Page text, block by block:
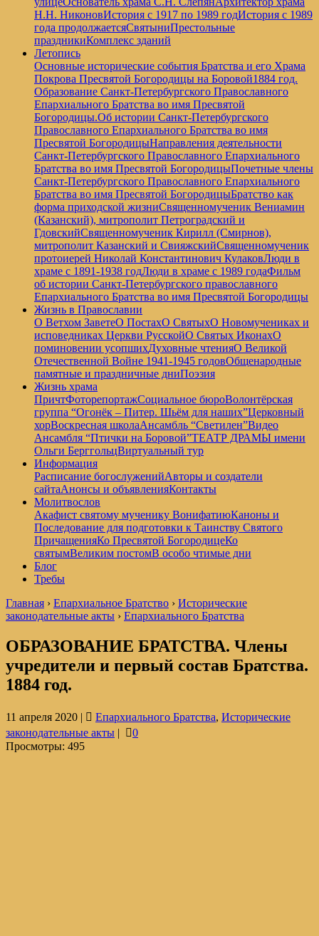
Н.Н. НиконовИстория с 1917 по 1989 годИстория с 1989
года продолжаетсяСвятыниПрестольные
праздникиКомплекс зданий
Летопись
Основные исторические события Братства и его Храма
Покрова Пресвятой Богородицы на Боровой1884 год.
Образование Санкт-Петербургского Православного
Епархиального Братства во имя Пресвятой
Богородицы.Об истории Санкт-Петербургского
Православного Епархиального Братства во имя
Пресвятой БогородицыНаправления деятельности
Санкт-Петербургского Православного Епархиального
Братства во имя Пресвятой БогородицыПочетные члены
Санкт-Петербургского Православного Епархиального
Братства во имя Пресвятой БогородицыБратство как
форма приходской жизниСвященномученик Вениамин
(Казанский), митрополит Петроградский и
ГдовскийСвященномученик Кирилл (Смирнов),
митрополит Казанский и СвияжскийСвященномученик
протоиерей Николай Константинович КулаковЛюди в
храме с 1891-1938 годЛюди в храме с 1989 годаФильм
об истории Санкт-Петербургского православного
Епархиального Братства во имя Пресвятой Богородицы
Жизнь в Православии
О Ветхом ЗаветеО ПостахО СвятыхО Новомучениках и
исповедниках Церкви РусскойО Святых ИконахО
поминовении усопшихДуховные чтенияО Великой
Отечественной Войне 1941-1945 годовОбщенародные
памятные и праздничные дниПоэзия
Жизнь храма
ПричтФоторепортажСоциальное бюроВолонтёрская
группа “Огонёк – Питер. Шьём для наших”Церковный
хорВоскресная школаАнсамбль “Светилен”Видео
Ансамбля “Птички на Боровой”ТЕАТР ДРАМЫ имени
Ольги БерггольцВиртуальный тур
Информация
Расписание богослуженийАвторы и создатели
сайтаАнонсы и объявленияКонтакты
Молитвослов
Акафист святому мученику ВонифатиюКаноны и
Последование для подготовки к Таинству Святого
ПричащенияКо Пресвятой БогородицеКо
святымВеликим постомВ особо чтимые дни
Блог
Требы
Главная › Епархиальное Братство › Исторические
законодательные акты › Епархиального Братства
ОБРАЗОВАНИЕ БРАТСТВА. Члены
учредители и первый состав Братства.
1884 год.
11 апреля 2020 | Епархиального Братства, Исторические
законодательные акты |
0
Просмотры: 495